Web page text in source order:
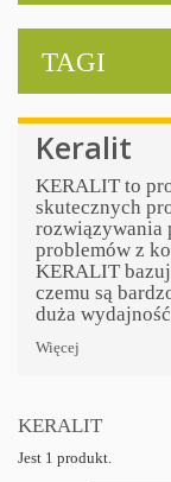
TAGI
Keralit
KERALIT to
skutecznych
rozwiązywania
problemów z
KERALIT
czemu są
duża
Więcej
KERALIT
Jest 1 produkt.